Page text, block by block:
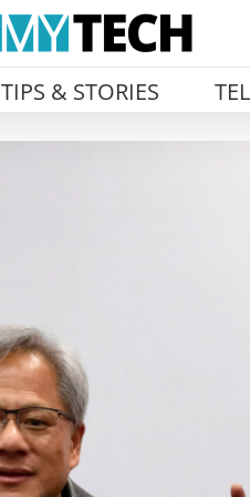
TIPS & STORIES